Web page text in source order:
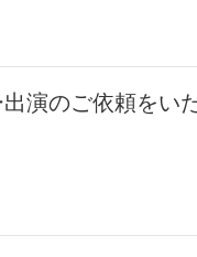
演のご依頼をい